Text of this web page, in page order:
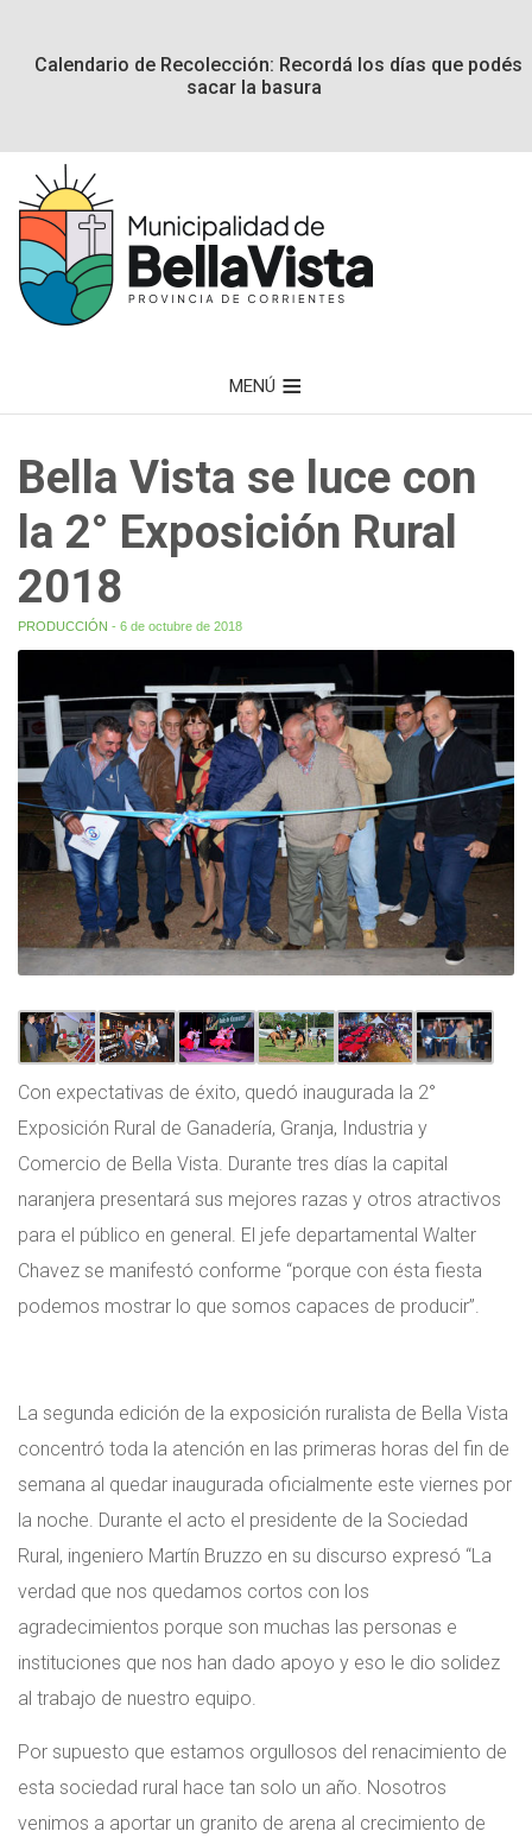
Calendario de Recolección: Recordá los días que podés
sacar la basura
MENÚ
Bella Vista se luce con
la 2° Exposición Rural
2018
PRODUCCIÓN - 6 de octubre de 2018
Con expectativas de éxito, quedó inaugurada la 2°
Exposición Rural de Ganadería, Granja, Industria y
Comercio de Bella Vista. Durante tres días la capital
naranjera presentará sus mejores razas y otros atractivos
para el público en general. El jefe departamental Walter
Chavez se manifestó conforme “porque con ésta fiesta
podemos mostrar lo que somos capaces de producir”.
La segunda edición de la exposición ruralista de Bella Vista
concentró toda la atención en las primeras horas del fin de
semana al quedar inaugurada oficialmente este viernes por
la noche. Durante el acto el presidente de la Sociedad
Rural, ingeniero Martín Bruzzo en su discurso expresó “La
verdad que nos quedamos cortos con los
agradecimientos porque son muchas las personas e
instituciones que nos han dado apoyo y eso le dio solidez
al trabajo de nuestro equipo.
Por supuesto que estamos orgullosos del renacimiento de
esta sociedad rural hace tan solo un año. Nosotros
venimos a aportar un granito de arena al crecimiento de